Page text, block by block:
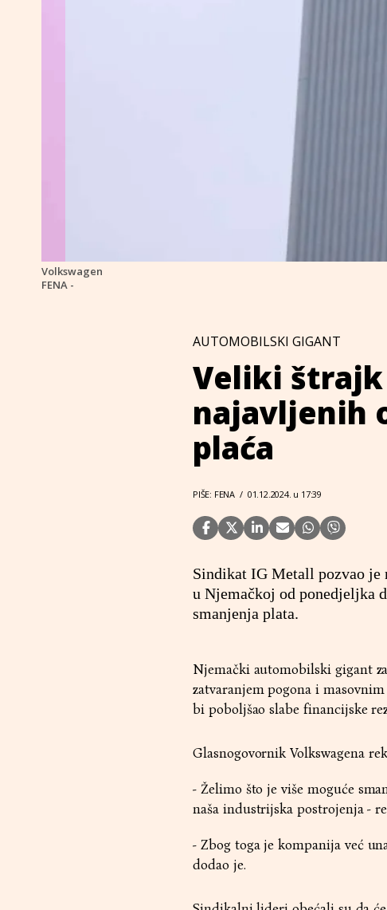
Volkswagen
FENA -
AUTOMOBILSKI GIGANT
Veliki štrajk
najavljenih
plaća
PIŠE: FENA / 01.12.2024. u 17:39
Sindikat IG Metall pozvao je
u Njemačkoj od ponedjeljka
smanjenja plata.
Njemački automobilski gigant
zatvaranjem pogona i
bi poboljšao slabe financijske
Glasnogovornik Volkswagena
- Želimo što je više moguće
naša industrijska postrojenja -
- Zbog toga je kompanija već
dodao je.